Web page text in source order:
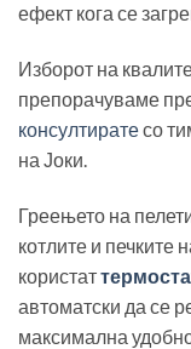
ефект кога се
Изборот на
препорачуваме
консултиратесо
на Јоки.
Греењето на
котлите и печките
користат
автоматски да се
максимална